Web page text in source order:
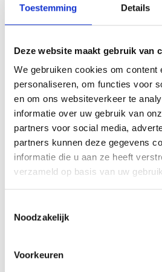
Toestemming Details
Deze website maakt gebruik van
We gebruiken cookies om content
personaliseren, om functies voor
en om ons websiteverkeer te
informatie over uw gebruik van
partners voor social media,
partners kunnen deze gegevens
informatie die u aan ze heeft
verzameld op basis van uw
Noodzakelijk
Voorkeuren
De supportersclub enveloppe actie
AANMELDEN LID
RECENT NIEUWS
Overwinning op Mierlo Hout